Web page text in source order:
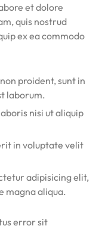
et dolore
quis nostrud
ex ea commodo
proident, sunt in
laborum.
nisi ut aliquip
in voluptate velit
adipisicing elit,
magna aliqua.
error sit